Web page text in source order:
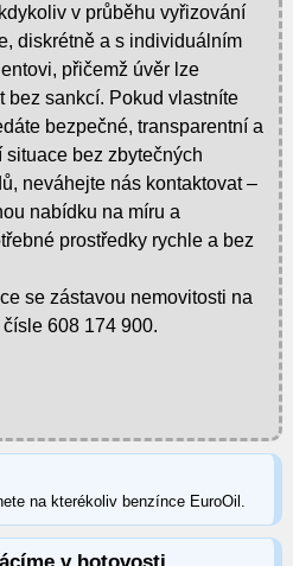
v průběhu vyřizování
diskrétně a s individuálním
přičemž úvěr lze
bez sankcí. Pokud vlastníte
bezpečné, transparentní a
bez zbytečných
neváhejte nás kontaktovat –
nabídku na míru a
prostředky rychle a bez
se zástavou nemovitosti na
608 174 900.
na kterékoliv benzínce EuroOil.
v hotovosti